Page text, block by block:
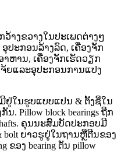
ວ້າງຂວາງໃນປະເພດຕ່າງໆ
ປະກອນລ້າງລົດ, ເຄື່ອງຈັກ
າຫານ, ເຄື່ອງຈັກເຮັດວຽກ
ຍແລະອຸປະກອນການແປງ
ໃນຮູບແບບແປນ & ຕັ້ງຊື່ໃນ
Pillow block bearings ຖືກ
ຄຸນນະສົມບັດປະກອບມີ
ຍາວຮູຢູ່ໃນຖານຫຼືຕີນຂອງ
ຂອງ bearing ຕັນ pillow